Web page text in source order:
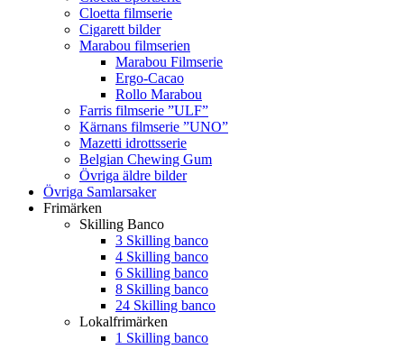
Cloetta filmserie
Cigarett bilder
Marabou filmserien
Marabou Filmserie
Ergo-Cacao
Rollo Marabou
Farris filmserie ”ULF”
Kärnans filmserie ”UNO”
Mazetti idrottsserie
Belgian Chewing Gum
Övriga äldre bilder
Övriga Samlarsaker
Frimärken
Skilling Banco
3 Skilling banco
4 Skilling banco
6 Skilling banco
8 Skilling banco
24 Skilling banco
Lokalfrimärken
1 Skilling banco